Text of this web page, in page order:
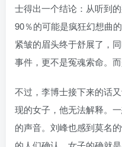
士得出一个结论：从听到
90％的可能是疯狂幻想曲
紧皱的眉头终于舒展了，
事件，更不是冤魂索命。
不过，李博士接下来的话
现的女子，他无法解释。
的声音。刘峰也感到莫名